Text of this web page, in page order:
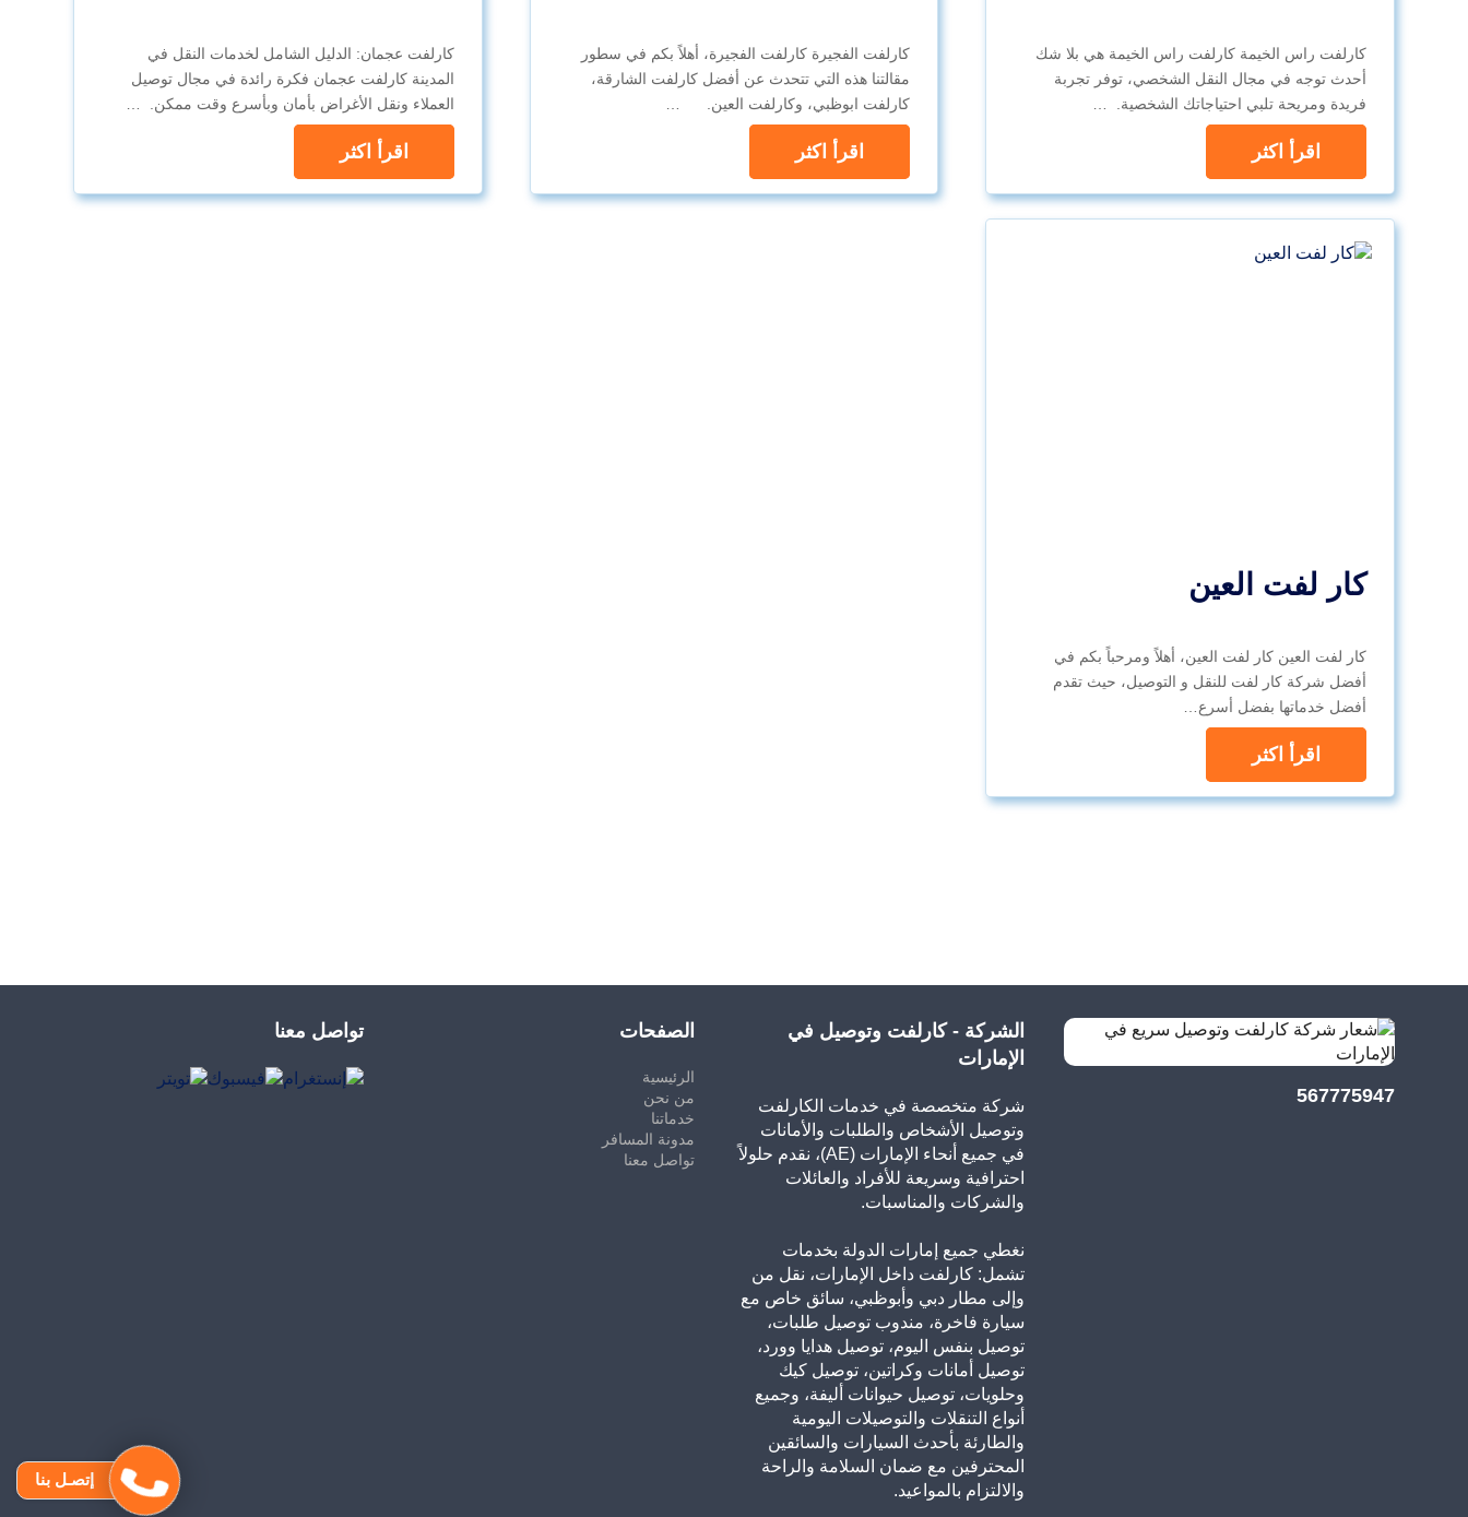
كارلفت راس الخيمة كارلفت راس الخيمة هي بلا شك
أحدث توجه في مجال النقل الشخصي، توفر تجربة
فريدة ومريحة تلبي احتياجاتك الشخصية. …
اقرأ اكثر
كارلفت الفجيرة كارلفت الفجيرة، أهلاً بكم في سطور
مقالتنا هذه التي تتحدث عن أفضل كارلفت الشارقة،
كارلفت ابوظبي، وكارلفت العين. …
اقرأ اكثر
كارلفت عجمان: الدليل الشامل لخدمات النقل في
المدينة كارلفت عجمان فكرة رائدة في مجال توصيل
العملاء ونقل الأغراض بأمان وبأسرع وقت ممكن. …
اقرأ اكثر
كار لفت العين
كار لفت العين كار لفت العين، أهلاً ومرحباً بكم في
أفضل شركة كار لفت للنقل و التوصيل، حيث تقدم
أفضل خدماتها بفضل أسرع…
اقرأ اكثر
567775947
الشركة - كارلفت وتوصيل في
الإمارات
شركة متخصصة في خدمات الكارلفت
وتوصيل الأشخاص والطلبات والأمانات
في جميع أنحاء الإمارات (AE)، نقدم حلولاً
احترافية وسريعة للأفراد والعائلات
والشركات والمناسبات.
نغطي جميع إمارات الدولة بخدمات
تشمل: كارلفت داخل الإمارات، نقل من
وإلى مطار دبي وأبوظبي، سائق خاص مع
سيارة فاخرة، مندوب توصيل طلبات،
توصيل بنفس اليوم، توصيل هدايا وورد،
توصيل أمانات وكراتين، توصيل كيك
وحلويات، توصيل حيوانات أليفة، وجميع
أنواع التنقلات والتوصيلات اليومية
والطارئة بأحدث السيارات والسائقين
المحترفين مع ضمان السلامة والراحة
والالتزام بالمواعيد.
الصفحات
الرئيسية
من نحن
خدماتنا
مدونة المسافر
تواصل معنا
تواصل معنا
إتصـل بنا